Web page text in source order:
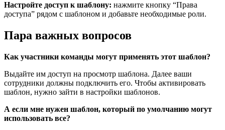
Настройте доступ к шаблону: нажмите кнопку “Права
доступа” рядом с шаблоном и добавьте необходимые роли.
Пара важных вопросов
Как участники команды могут применять этот шаблон?
Выдайте им доступ на просмотр шаблона. Далее ваши
сотрудники должны подключить его. Чтобы активировать
шаблон, нужно зайти в настройки шаблонов.
А если мне нужен шаблон, который по умолчанию могут
использовать все?